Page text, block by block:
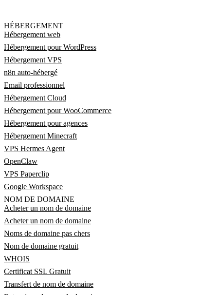
HÉBERGEMENT
Hébergement web
Hébergement pour WordPress
Hébergement VPS
n8n auto-hébergé
Email professionnel
Hébergement Cloud
Hébergement pour WooCommerce
Hébergement pour agences
Hébergement Minecraft
VPS Hermes Agent
OpenClaw
VPS Paperclip
Google Workspace
NOM DE DOMAINE
Acheter un nom de domaine
Acheter un nom de domaine
Noms de domaine pas chers
Nom de domaine gratuit
WHOIS
Certificat SSL Gratuit
Transfert de nom de domaine